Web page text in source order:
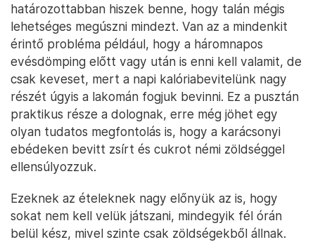
határozottabban hiszek benne, hogy talán mégis
lehetséges megúszni mindezt. Van az a mindenkit
érintő probléma például, hogy a háromnapos
evésdömping előtt vagy után is enni kell valamit, de
csak keveset, mert a napi kalóriabevitelünk nagy
részét úgyis a lakomán fogjuk bevinni. Ez a pusztán
praktikus része a dolognak, erre még jöhet egy
olyan tudatos megfontolás is, hogy a karácsonyi
ebédeken bevitt zsírt és cukrot némi zöldséggel
ellensúlyozzuk.
Ezeknek az ételeknek nagy előnyük az is, hogy
sokat nem kell velük játszani, mindegyik fél órán
belül kész, mivel szinte csak zöldségekből állnak.